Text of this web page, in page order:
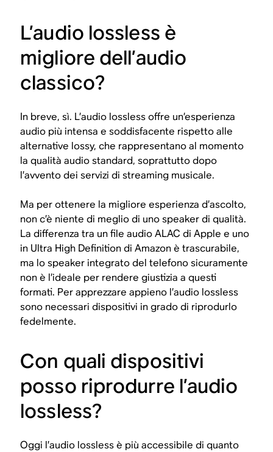
L’audio lossless è
migliore dell’audio
classico?
In breve, sì. L’audio lossless offre un’esperienza
audio più intensa e soddisfacente rispetto alle
alternative lossy, che rappresentano al momento
la qualità audio standard, soprattutto dopo
l’avvento dei servizi di streaming musicale.
Ma per ottenere la migliore esperienza d’ascolto,
non c’è niente di meglio di uno speaker di qualità.
La differenza tra un file audio ALAC di Apple e uno
in Ultra High Definition di Amazon è trascurabile,
ma lo speaker integrato del telefono sicuramente
non è l’ideale per rendere giustizia a questi
formati. Per apprezzare appieno l’audio lossless
sono necessari dispositivi in grado di riprodurlo
fedelmente.
Con quali dispositivi
posso riprodurre l’audio
lossless?
Oggi l’audio lossless è più accessibile di quanto